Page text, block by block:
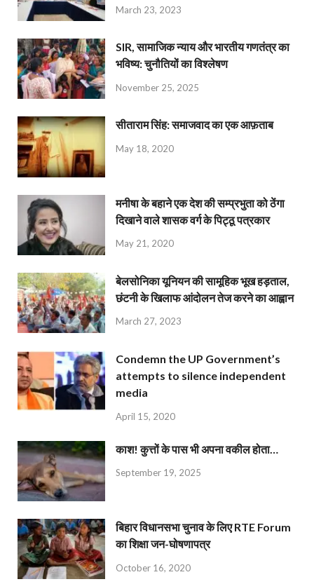
March 23, 2023
SIR, सामाजिक न्याय और भारतीय गणतंत्र का
भविष्य: चुनौतियों का विश्लेषण
November 25, 2025
सीताराम सिंह: समाजवाद का एक आफ़ताब
May 18, 2020
मनीषा के बहाने एक देश की सम्प्रभुता को ठेंगा
दिखाने वाले शासक वर्ग के पिट्ठू पत्रकार
May 21, 2020
बेलसोनिका यूनियन की सामूहिक भूख हड़ताल,
छंटनी के खिलाफ आंदोलन तेज करने का आह्वान
March 27, 2023
Condemn the UP Government’s
attempts to silence independent
media
April 15, 2020
काश! कुत्तों के पास भी अपना वकील होता…
September 19, 2025
बिहार विधानसभा चुनाव के लिए RTE Forum
का शिक्षा जन-घोषणापत्र
October 16, 2020